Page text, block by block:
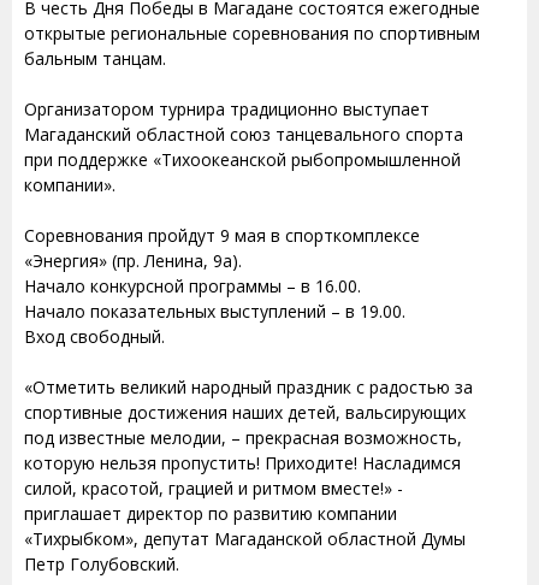
В честь Дня Победы в Магадане состоятся ежегодные
открытые региональные соревнования по спортивным
бальным танцам.
Организатором турнира традиционно выступает
Магаданский областной союз танцевального спорта
при поддержке «Тихоокеанской рыбопромышленной
компании».
Соревнования пройдут 9 мая в спорткомплексе
«Энергия» (пр. Ленина, 9а).
Начало конкурсной программы – в 16.00.
Начало показательных выступлений – в 19.00.
Вход свободный.
«Отметить великий народный праздник с радостью за
спортивные достижения наших детей, вальсирующих
под известные мелодии, – прекрасная возможность,
которую нельзя пропустить! Приходите! Насладимся
силой, красотой, грацией и ритмом вместе!» -
приглашает директор по развитию компании
«Тихрыбком», депутат Магаданской областной Думы
Петр Голубовский.